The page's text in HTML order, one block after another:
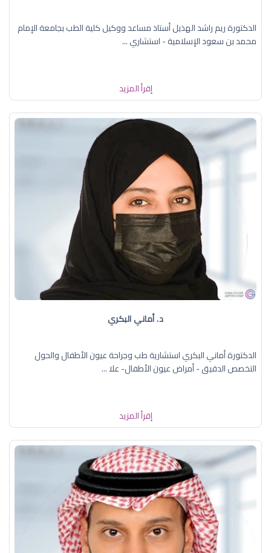
الدكتورة ريم راشد الهذيل أستاذ مساعد ووكيل كلية الطب بجامعة الإمام
محمد بن سعود الإسلامية - استشاري ...
إقرأ المزيد
د. أماني البكري
الدكتورة أماني البكري استشارية طب وجراحة عيون الأطفال والحول
التخصص الدقيق - أمراض عيون الأطفال- علا ...
إقرأ المزيد